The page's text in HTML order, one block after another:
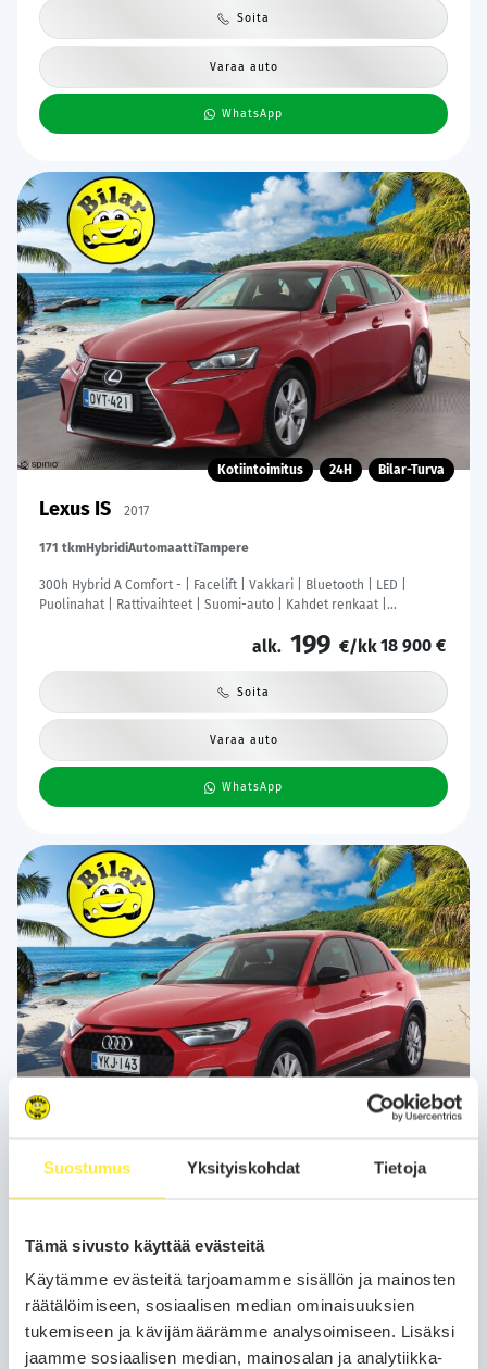
Suostumus Yksityiskohdat Tietoja
Tämä sivusto käyttää evästeitä
Käytämme evästeitä tarjoamamme sisällön ja mainosten
räätälöimiseen, sosiaalisen median ominaisuuksien
tukemiseen ja kävijämäärämme analysoimiseen. Lisäksi
jaamme sosiaalisen median, mainosalan ja analytiikka-
Soita
Varaa auto
WhatsApp
Kotiintoimitus 24H Bilar-Turva
Lexus IS 2017
171 tkmHybridiAutomaattiTampere
300h Hybrid A Comfort - | Facelift | Vakkari | Bluetooth | LED |
Puolinahat | Rattivaihteet | Suomi-auto | Kahdet renkaat |
alk. 199 €/kk18 900 €
Soita
Varaa auto
WhatsApp
citycarver Business 30 TFSI S-tronic - | ACC | Lohko | P.Kamera | LED
| Digimittaristo | Bluetooth | Kahdet renkaat |
199
Soita